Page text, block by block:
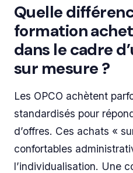
Quelle
formation
dans le cadre
sur mesure ?
Les OPCO achètent
standardisés pour
d’offres. Ces achats «
confortables
l’individualisation. Une